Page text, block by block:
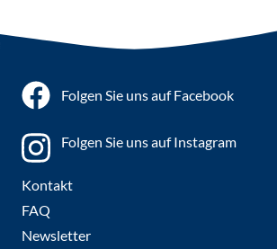
Folgen Sie uns auf Facebook
Folgen Sie uns auf Instagram
Kontakt
FAQ
Newsletter